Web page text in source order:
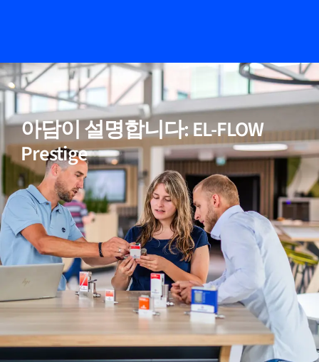
05
비활성(반응성) 가스에 적합
06
정확한 온도 보정
아담이 설명합니다: EL-FLOW
Prestige